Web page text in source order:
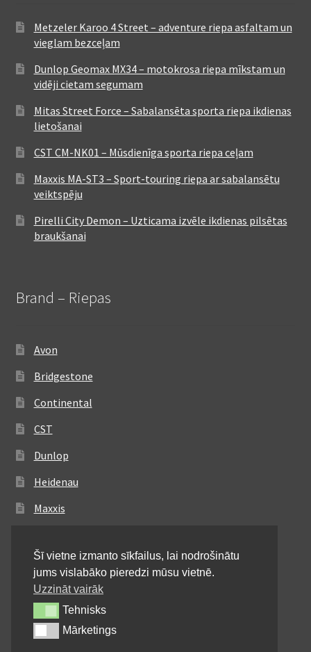
Metzeler Karoo 4 Street – adventure riepa asfaltam un
vieglam bezceļam
Dunlop Geomax MX34 – motokrosa riepa mīkstam un
vidēji cietam segumam
Mitas Street Force – Sabalansēta sporta riepa ikdienas
lietošanai
CST CM-NK01 – Mūsdienīga sporta riepa ceļam
Maxxis MA-ST3 – Sport-touring riepa ar sabalansētu
veiktspēju
Pirelli City Demon – Uzticama izvēle ikdienas pilsētas
braukšanai
Brand – Riepas
Avon
Bridgestone
Continental
CST
Dunlop
Heidenau
Maxxis
Michelin
Mitas
Pirelli
Shinko
Šī vietne izmanto sīkfailus, lai nodrošinātu
jums vislabāko pieredzi mūsu vietnē.
Uzzināt vairāk
TehnisksTehnisks
MārketingsMārketings